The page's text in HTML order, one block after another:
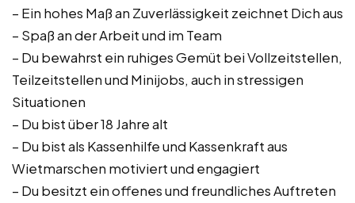
– Ein hohes Maß an Zuverlässigkeit zeichnet Dich aus
– Spaß an der Arbeit und im Team
– Du bewahrst ein ruhiges Gemüt bei Vollzeitstellen,
Teilzeitstellen und Minijobs, auch in stressigen
Situationen
– Du bist über 18 Jahre alt
– Du bist als Kassenhilfe und Kassenkraft aus
Wietmarschen motiviert und engagiert
– Du besitzt ein offenes und freundliches Auftreten